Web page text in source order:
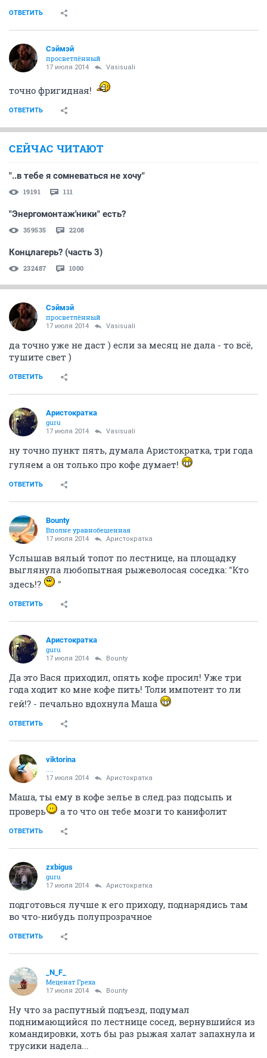
ОТВЕТИТЬ
Сэймэй
просветлённый
17 июля 2014 Vasisuali
точно фригидная!
ОТВЕТИТЬ
СЕЙЧАС ЧИТАЮТ
"..в тебе я сомневаться не хочу"
19191 111
"Энергомонтаж'ники" есть?
359535 2208
Концлагерь? (часть 3)
232487 1000
Сэймэй
просветлённый
17 июля 2014 Vasisuali
да точно уже не даст ) если за месяц не дала - то всё,
тушите свет )
ОТВЕТИТЬ
Аристократка
guru
17 июля 2014 Vasisuali
ну точно пункт пять, думала Аристократка, три года
гуляем а он только про кофе думает!
ОТВЕТИТЬ
Bounty
Вполне уравнобешенная
17 июля 2014 Аристократка
Услышав вялый топот по лестнице, на площадку
выглянула любопытная рыжеволосая соседка: "Кто
здесь!?
"
ОТВЕТИТЬ
Аристократка
guru
17 июля 2014 Bounty
Да это Вася приходил, опять кофе просил! Уже три
года ходит ко мне кофе пить! Толи импотент то ли
гей!? - печально вдохнула Маша
ОТВЕТИТЬ
viktorina
17 июля 2014 Аристократка
Маша, ты ему в кофе зелье в след.раз подсыпь и
проверь
а то что он тебе мозги то канифолит
ОТВЕТИТЬ
zxbigus
guru
17 июля 2014 Аристократка
подготовься лучше к его приходу, поднарядись там
во что-нибудь полупрозрачное
ОТВЕТИТЬ
_N_F_
Меценат Греха
17 июля 2014 Bounty
Ну что за распутный подъезд, подумал
поднимающийся по лестнице сосед, вернувшийся из
командировки, хоть бы раз рыжая халат запахнула и
трусики надела...